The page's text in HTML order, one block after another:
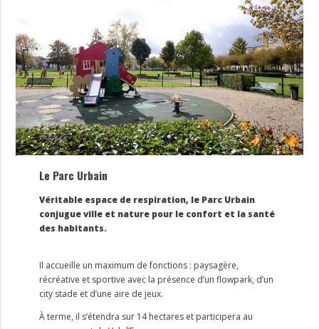
Le Parc Urbain
Véritable espace de respiration, le Parc Urbain
conjugue ville et nature pour le confort et la santé
des habitants.
Il accueille un maximum de fonctions : paysagère,
récréative et sportive avec la présence d’un flowpark, d’un
city stade et d’une aire de jeux.
À terme, il s’étendra sur 14 hectares et participera au